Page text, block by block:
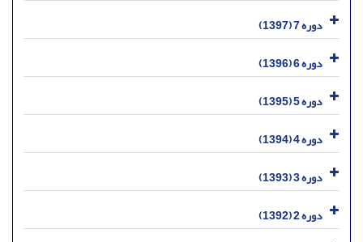
دوره 7 (1397)
دوره 6 (1396)
دوره 5 (1395)
دوره 4 (1394)
دوره 3 (1393)
دوره 2 (1392)